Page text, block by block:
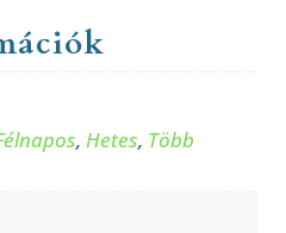
,Hetes, Több